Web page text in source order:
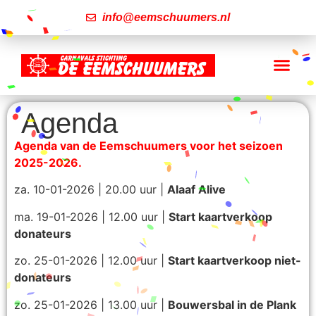
info@eemschuumers.nl
Agenda
Agenda van de Eemschuumers voor het seizoen
2025-2026.
za. 10-01-2026 | 20.00 uur | Alaaf Alive
ma. 19-01-2026 | 12.00 uur | Start kaartverkoop
donateurs
zo. 25-01-2026 | 12.00 uur | Start kaartverkoop niet-
donateurs
zo. 25-01-2026 | 13.00 uur | Bouwersbal in de Plank